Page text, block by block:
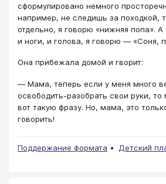
сформулировано немного
например, не следишь за походкой,
отдельно, я говорю «нижняя попа». А
и ноги, и голова, я говорю ― «Соня,
Она прибежала домой и гворит:
― Мама, теперь если у меня много
освободить-разобрать свои руки,
вот такую фразу. Но, мама, это
говорить!
Поддержание формата Детский